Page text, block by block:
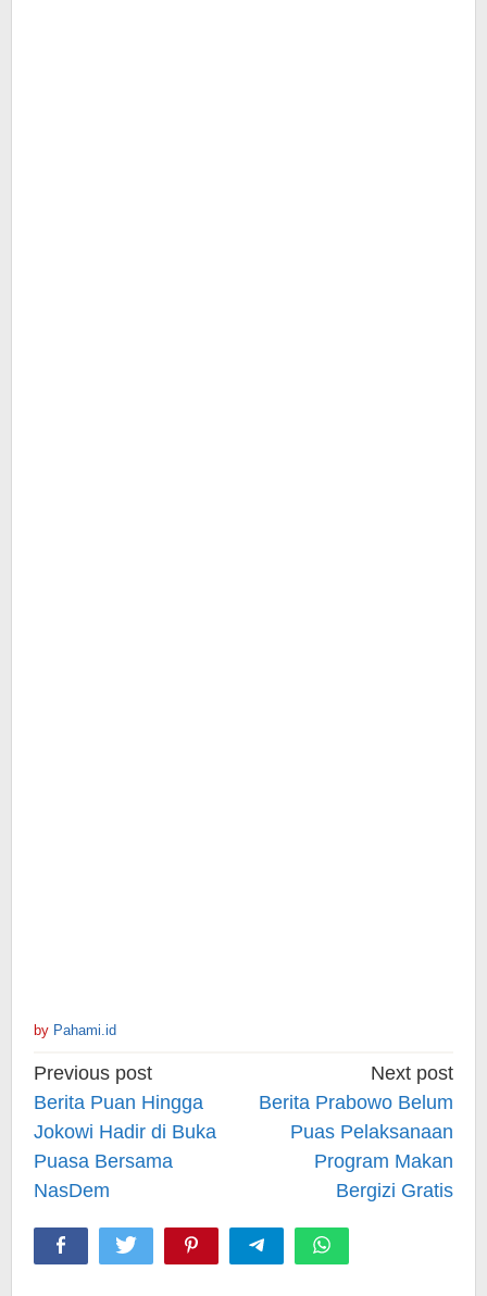
by Pahami.id
Post
navigation
Previous post
Berita Puan Hingga
Jokowi Hadir di Buka
Puasa Bersama
NasDem
Next post
Berita Prabowo Belum
Puas Pelaksanaan
Program Makan
Bergizi Gratis